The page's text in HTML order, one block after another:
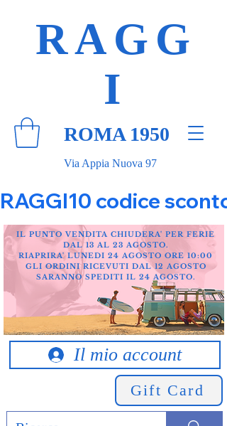
Via Appia Nuova 97
RAGG
I
ROMA 1950
RAGGI10 codice
Il mio account
Gift Card
IL PUNTO VENDITA CHIUDERA' PER FERIE
DAL 13 AL 23 AGOSTO.
RIAPRIRA' LUNEDI 24 AGOSTO ORE 10:00
GLI ORDINI RICEVUTI DAL 12 AGOSTO
SARANNO SPEDITI IL 24 AGOSTO.